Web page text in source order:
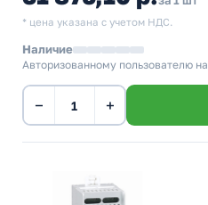
* цена указана с учетом НДС.
Наличие
Авторизованному пользователю
− +